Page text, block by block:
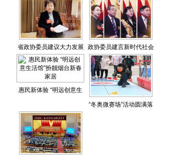
任张斌：围绕“十强”产业
新组建省属企业
省政协委员建议大力发展
社区养老机构
政协委员建言新时代社会
主义现代化强省建设
惠民新体验 “明远创意生
“冬奥微赛场”活动圆满落